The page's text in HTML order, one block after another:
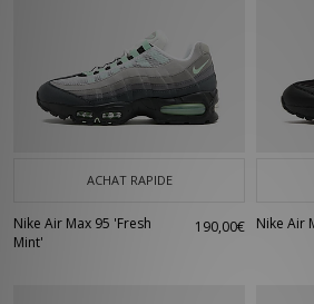
mesh, unité Air, semelle en
ACHAT RAPIDE
Nike Air Max 95 'Fresh
Mint'
190,00€ Nike Air